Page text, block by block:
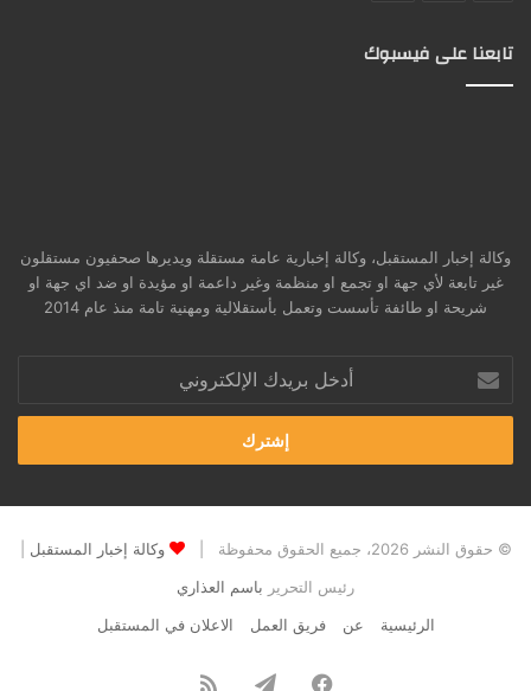
تابعنا على فيسبوك
وكالة إخبار المستقبل، وكالة إخبارية عامة مستقلة ويديرها صحفيون مستقلون
غير تابعة لأي جهة او تجمع او منظمة وغير داعمة او مؤيدة او ضد اي جهة او
شريحة او طائفة تأسست وتعمل بأستقلالية ومهنية تامة منذ عام 2014
أدخل
بريدك
الإلكتروني
© حقوق النشر 2026، جميع الحقوق محفوظة | وكالة إخبار المستقبل
رئيس التحرير باسم العذاري
الرئيسية
عن فريق العمل الاعلان في المستقبل
فيسبوك تيلقرام